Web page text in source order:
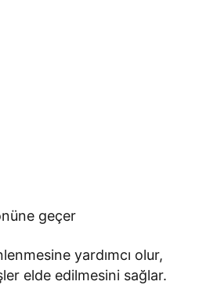
geçer
yardımcı olur,
elde edilmesini sağlar.